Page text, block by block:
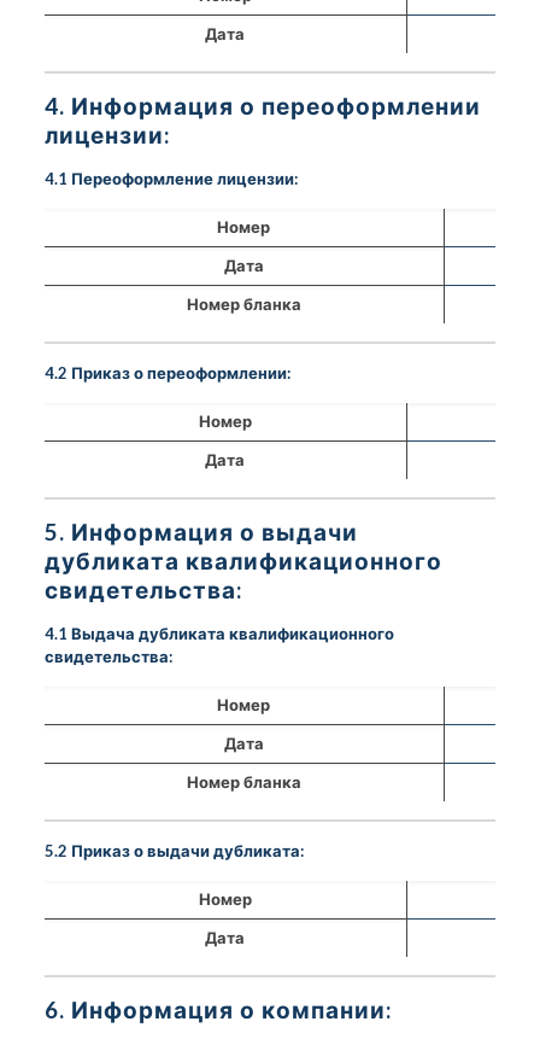
Дата
4. Информация о переоформлении
лицензии:
4.1 Переоформление лицензии:
Номер
Дата
Номер бланка
4.2 Приказ о переоформлении:
Номер
Дата
5. Информация о выдачи
дубликата квалификационного
свидетельства:
4.1 Выдача дубликата квалификационного
свидетельства:
Номер
Дата
Номер бланка
5.2 Приказ о выдачи дубликата:
Номер
Дата
6. Информация о компании: